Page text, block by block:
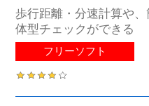
歩行距離・分速計算や
体型チェックができる
フリーソフト